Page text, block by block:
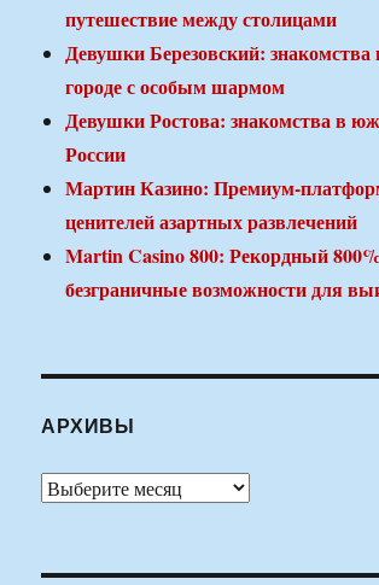
путешествие между столицами
Девушки Березовский: знакомства
городе с особым шармом
Девушки Ростова: знакомства в
России
Мартин Казино: Премиум-
ценителей азартных развлечений
Martin Casino 800: Рекордный
безграничные возможности для
АРХИВЫ
Архивы